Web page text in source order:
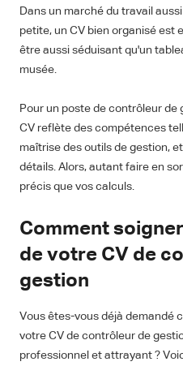
Dans un marché du travail
petite, un CV bien organisé est
être aussi séduisant qu'un
musée.
Pour un poste de contrôleur
CV reflète des compétences
maîtrise des outils de gestion,
détails. Alors, autant faire en
précis que vos calculs.
Comment
de votre CV de
gestion
Vous êtes-vous déjà demandé
votre CV de contrôleur de
professionnel et attrayant ?